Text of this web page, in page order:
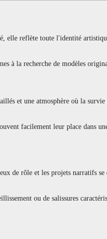
elle reflète toute l'identité
à la recherche de modèles
et une atmosphère où la survie
facilement leur place dans
de rôle et les projets narratifs se
ou de salissures